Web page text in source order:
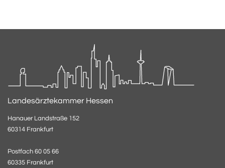
Landesärztekammer Hessen
Hanauer Landstraße 152
60314 Frankfurt
Postfach 60 05 66
60335 Frankfurt